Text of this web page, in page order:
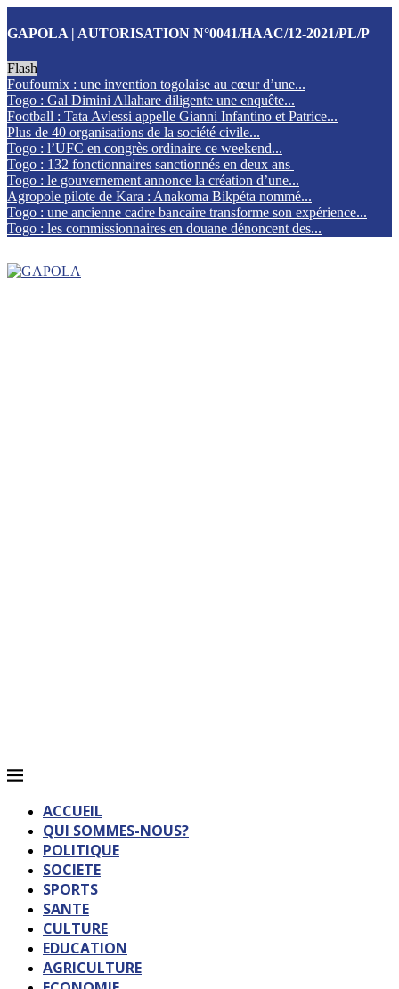
GAPOLA | AUTORISATION N°0041/HAAC/12-2021/PL/P
Flash
Foufoumix : une invention togolaise au cœur d’une...
Togo : Gal Dimini Allahare diligente une enquête...
Football : Tata Avlessi appelle Gianni Infantino et Patrice...
Plus de 40 organisations de la société civile...
Togo : l’UFC en congrès ordinaire ce weekend...
Togo : 132 fonctionnaires sanctionnés en deux ans
Togo : le gouvernement annonce la création d’une...
Agropole pilote de Kara : Anakoma Bikpéta nommé...
Togo : une ancienne cadre bancaire transforme son expérience...
Togo : les commissionnaires en douane dénoncent des...
ACCUEIL
QUI SOMMES-NOUS?
POLITIQUE
SOCIETE
SPORTS
SANTE
CULTURE
EDUCATION
AGRICULTURE